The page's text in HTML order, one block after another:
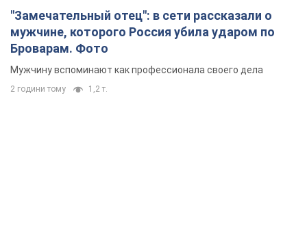
"Замечательный отец": в сети рассказали о
мужчине, которого Россия убила ударом по
Броварам. Фото
Мужчину вспоминают как профессионала своего дела
2 години тому 1,2 т.